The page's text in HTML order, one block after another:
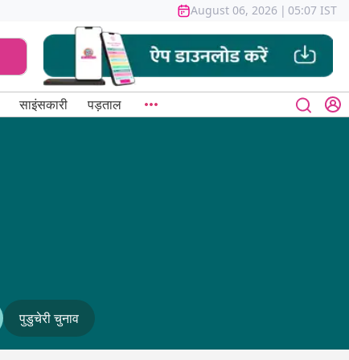
August 06, 2026 | 05:07 IST
साइंसकारी पड़ताल
पुडुचेरी चुनाव